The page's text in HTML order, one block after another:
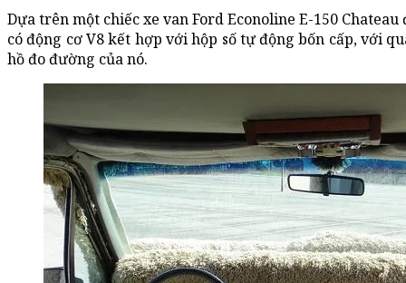
Dựa trên một chiếc xe van Ford Econoline E-150
có động cơ V8 kết hợp với hộp số tự động bốn cấp, với
hồ đo đường của nó.